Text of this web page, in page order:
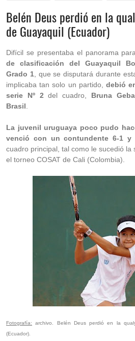
Belén Deus perdió en la
de Guayaquil (Ecuador)
Difícil se presentaba el panorama para
de clasificación del Guayaquil
Grado 1 , que se disputará durante
implicaba tan solo un partido, debió
serie Nº 2 del cuadro, Bruna
Brasil
La juvenil uruguaya poco pudo
venció con un contundente 6-1 y
cuadro principal, tal como le sucedió la
el torneo COSAT de Cali (Colombia).
Fotografía: archivo. Belén Deus perdió en la
(Ecuador).